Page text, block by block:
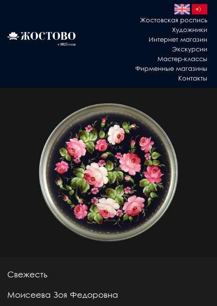
Жостовская роспись
Художники
Интернет магазин
Экскурсии
Мастер-классы
Фирменные магазины
Контакты
Свежесть
Моисеева Зоя Федоровна